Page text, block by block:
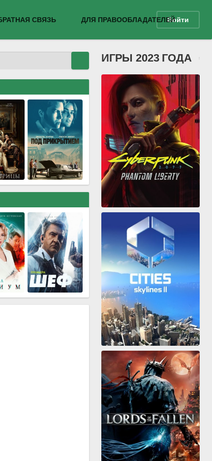
СВЯЗЬ ДЛЯ ПРАВООБЛАДАТЕЛЕЙВойти
ИГРЫ 2023 ГОДА